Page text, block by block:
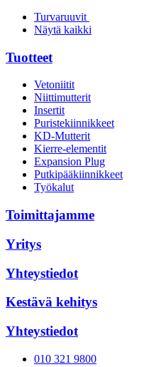
Turvaruuvit
Näytä kaikki
Tuotteet
Vetoniitit
Niittimutterit
Insertit
Puristekiinnikkeet
KD-Mutterit
Kierre-elementit
Expansion Plug
Putkipääkiinnikkeet
Työkalut
Toimittajamme
Yritys
Yhteystiedot
Kestävä kehitys
Yhteystiedot
010 321 9800